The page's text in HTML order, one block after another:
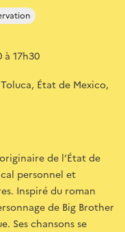
à 17h30
État de Mexico,
de l’État de
personnel et
Inspiré du roman
de Big Brother
Ses chansons se